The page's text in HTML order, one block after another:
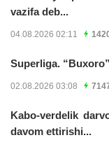
vazifa deb...
04.08.2026 02:11
Superliga.
02.08.2026 03:08
Kabo-verdelik
davom ettirishi...